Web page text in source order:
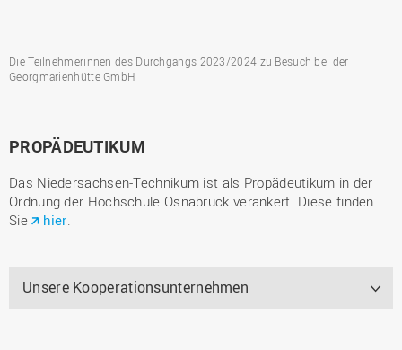
Die Teilnehmerinnen des Durchgangs 2023/2024 zu Besuch bei der
Georgmarienhütte GmbH
PROPÄDEUTIKUM
Das Niedersachsen-Technikum ist als Propädeutikum in der
Ordnung der Hochschule Osnabrück verankert. Diese finden
Sie
hier.
Unsere Kooperationsunternehmen